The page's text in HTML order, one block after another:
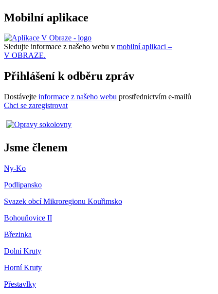
Mobilní aplikace
Sledujte informace z našeho webu v mobilní aplikaci –
V OBRAZE.
Přihlášení k odběru zpráv
Dostávejte informace z našeho webu prostřednictvím e-mailů
Chci se zaregistrovat
Jsme členem
Ny-Ko
Podlipansko
Svazek obcí Mikroregionu Kouřimsko
Bohouňovice II
Březinka
Dolní Kruty
Horní Kruty
Přestavlky